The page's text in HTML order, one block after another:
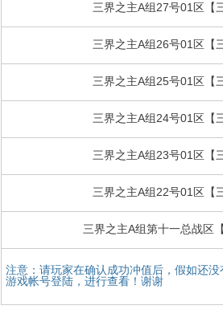
三界之主A组27号01区【
三界之主A组26号01区【
三界之主A组25号01区【
三界之主A组24号01区【
三界之主A组23号01区【
三界之主A组22号01区【
三界之主A组第十一总战区
注意：请玩家在确认成功冲值后，假如还
游戏帐号登陆，进行查看！谢谢